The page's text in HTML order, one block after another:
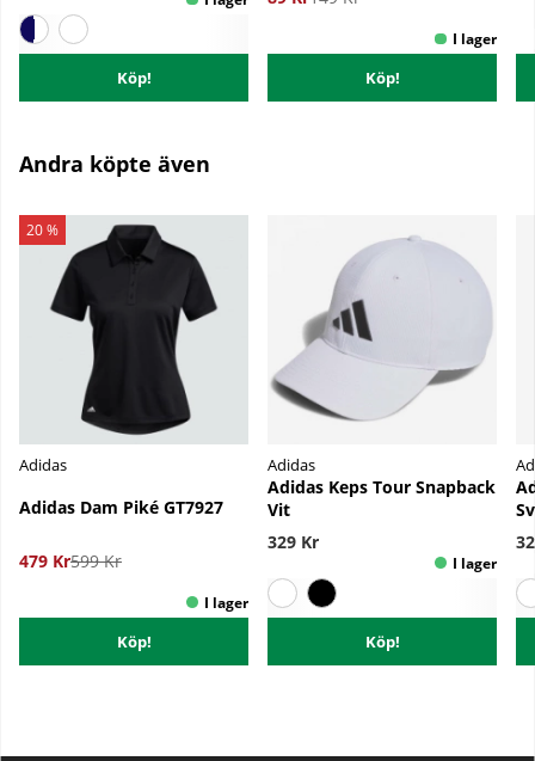
Köp! Köp!
Andra köpte även
20 %
Adidas
Adidas Dam Piké GT7927
479 Kr599 Kr
Köp!
Adidas
Adidas Keps Tour Snapback
Vit
329 Kr
Köp!